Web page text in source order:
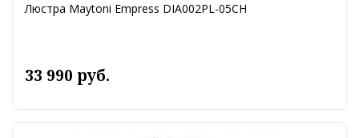
Люстра Maytoni Empress DIA002PL-05CH
33 990 руб.